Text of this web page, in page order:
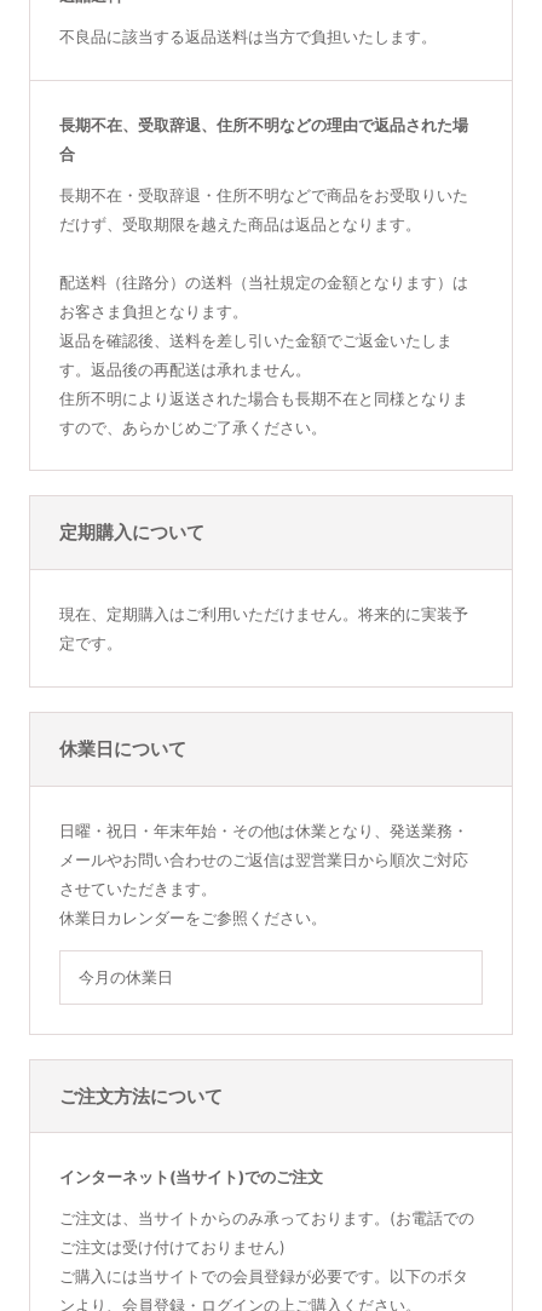
不良品に該当する返品送料は当方で負担いたします。
長期不在、受取辞退、住所不明などの理由で返品された場
合
長期不在・受取辞退・住所不明などで商品をお受取りいた
だけず、受取期限を越えた商品は返品となります。
配送料（往路分）の送料（当社規定の金額となります）は
お客さま負担となります。
返品を確認後、送料を差し引いた金額でご返金いたしま
す。返品後の再配送は承れません。
住所不明により返送された場合も長期不在と同様となりま
すので、あらかじめご了承ください。
定期購入について
現在、定期購入はご利用いただけません。将来的に実装予
定です。
休業日について
日曜・祝日・年末年始・その他は休業となり、発送業務・
メールやお問い合わせのご返信は翌営業日から順次ご対応
させていただきます。
休業日カレンダーをご参照ください。
今月の休業日
ご注文方法について
インターネット(当サイト)でのご注文
ご注文は、当サイトからのみ承っております。(お電話での
ご注文は受け付けておりません)
ご購入には当サイトでの会員登録が必要です。以下のボタ
ンより、会員登録・ログインの上ご購入ください。